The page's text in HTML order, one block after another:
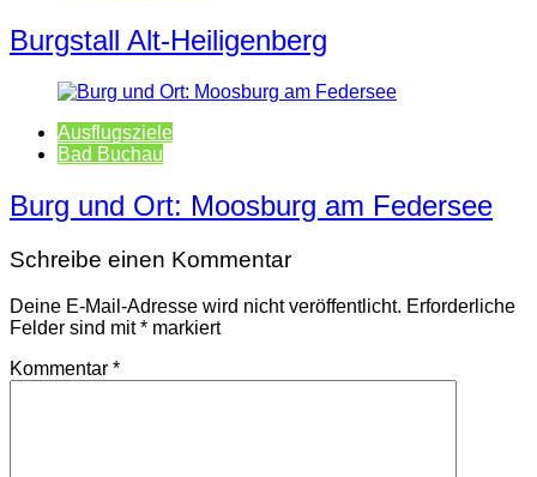
Burgstall Alt-Heiligenberg
Ausflugsziele
Bad Buchau
Burg und Ort: Moosburg am Federsee
Schreibe einen Kommentar
Deine E-Mail-Adresse wird nicht veröffentlicht. Erforderliche
Felder sind mit* markiert
Kommentar *